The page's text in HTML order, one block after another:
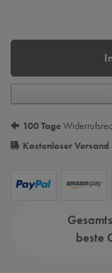
100 Tage
Kostenloser Versand
beste